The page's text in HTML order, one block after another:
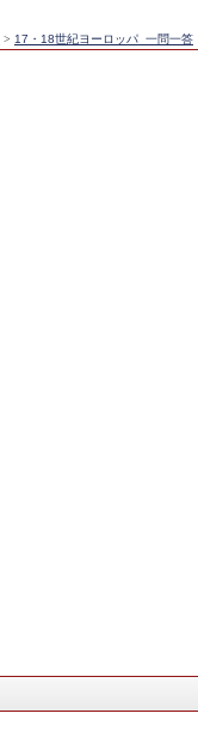
> 17・18世紀ヨーロッパ_一問一答